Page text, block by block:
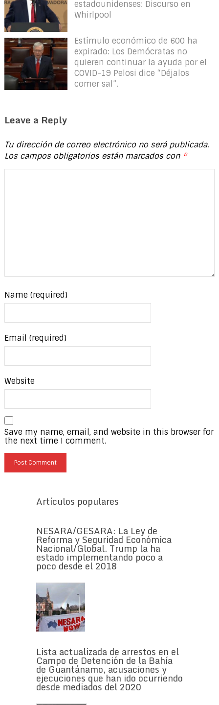
estadounidenses: Discurso en
Whirlpool
Estímulo económico de 600 ha
expirado: Los Demócratas no
quieren continuar la ayuda por el
COVID-19 Pelosi dice “Déjalos
comer sal”.
Leave a Reply
Tu dirección de correo electrónico no será publicada.
Los campos obligatorios están marcados con *
Name (required)
Email (required)
Website
Save my name, email, and website in this browser for
the next time I comment.
Artículos populares
NESARA/GESARA: La Ley de
Reforma y Seguridad Económica
Nacional/Global. Trump la ha
estado implementando poco a
poco desde el 2018
Lista actualizada de arrestos en el
Campo de Detención de la Bahía
de Guantánamo, acusaciones y
ejecuciones que han ido ocurriendo
desde mediados del 2020